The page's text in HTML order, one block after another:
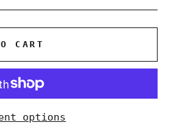
CART
options